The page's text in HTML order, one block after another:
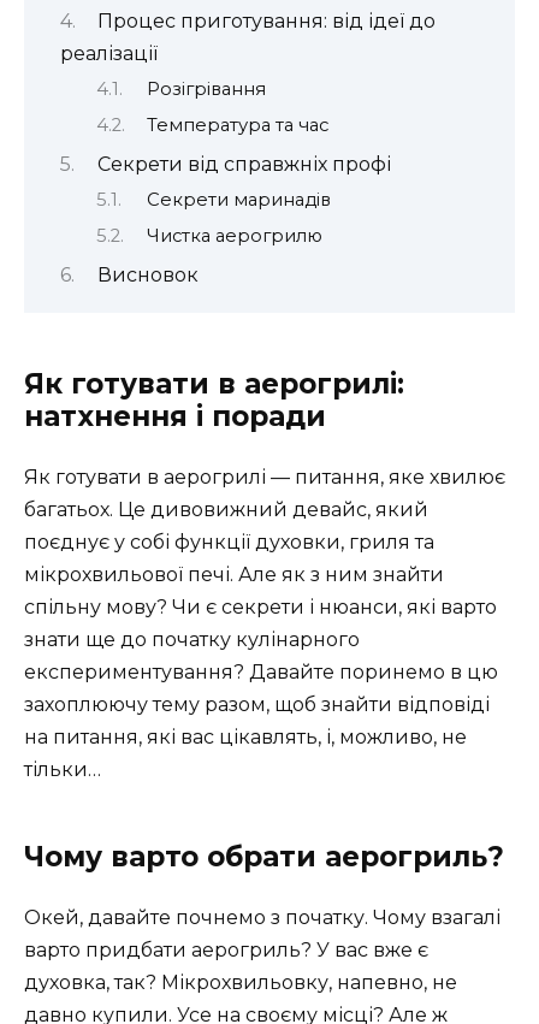
Процес приготування: від ідеї до
реалізації
Розігрівання
Температура та час
Секрети від справжніх профі
Секрети маринадів
Чистка аерогрилю
Висновок
Як готувати в аерогрилі:
натхнення і поради
Як готувати в аерогрилі — питання, яке хвилює
багатьох. Це дивовижний девайс, який
поєднує у собі функції духовки, гриля та
мікрохвильової печі. Але як з ним знайти
спільну мову? Чи є секрети і нюанси, які варто
знати ще до початку кулінарного
експериментування? Давайте поринемо в цю
захоплюючу тему разом, щоб знайти відповіді
на питання, які вас цікавлять, і, можливо, не
тільки…
Чому варто обрати аерогриль?
Окей, давайте почнемо з початку. Чому взагалі
варто придбати аерогриль? У вас вже є
духовка, так? Мікрохвильовку, напевно, не
давно купили. Усе на своєму місці? Але ж